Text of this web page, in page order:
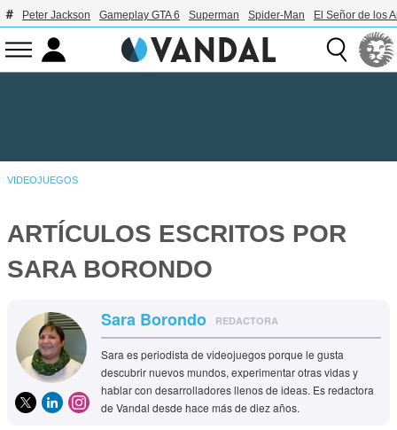
Peter Jackson Gameplay GTA 6 Superman Spider-Man El Señor de los
VIDEOJUEGOS
ARTÍCULOS ESCRITOS POR
SARA BORONDO
Sara Borondo REDACTORA
Sara es periodista de videojuegos porque le gusta
descubrir nuevos mundos, experimentar otras vidas y
hablar con desarrolladores llenos de ideas. Es redactora
de Vandal desde hace más de diez años.